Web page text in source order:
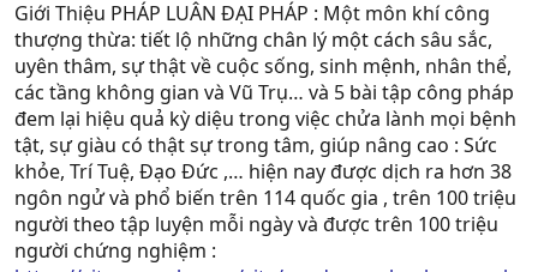
Giới Thiệu PHÁP LUÂN ĐẠI PHÁP : Một môn khí công
thượng thừa: tiết lộ những chân lý một cách sâu sắc,
uyên thâm, sự thật về cuộc sống, sinh mệnh, nhân thể,
các tầng không gian và Vũ Trụ… và 5 bài tập công pháp
đem lại hiệu quả kỳ diệu trong việc chửa lành mọi bệnh
tật, sự giàu có thật sự trong tâm, giúp nâng cao : Sức
khỏe, Trí Tuệ, Ðạo Ðức ,… hiện nay được dịch ra hơn 38
ngôn ngử và phổ biến trên 114 quốc gia , trên 100 triệu
người theo tập luyện mỗi ngày và được trên 100 triệu
người chứng nghiệm :